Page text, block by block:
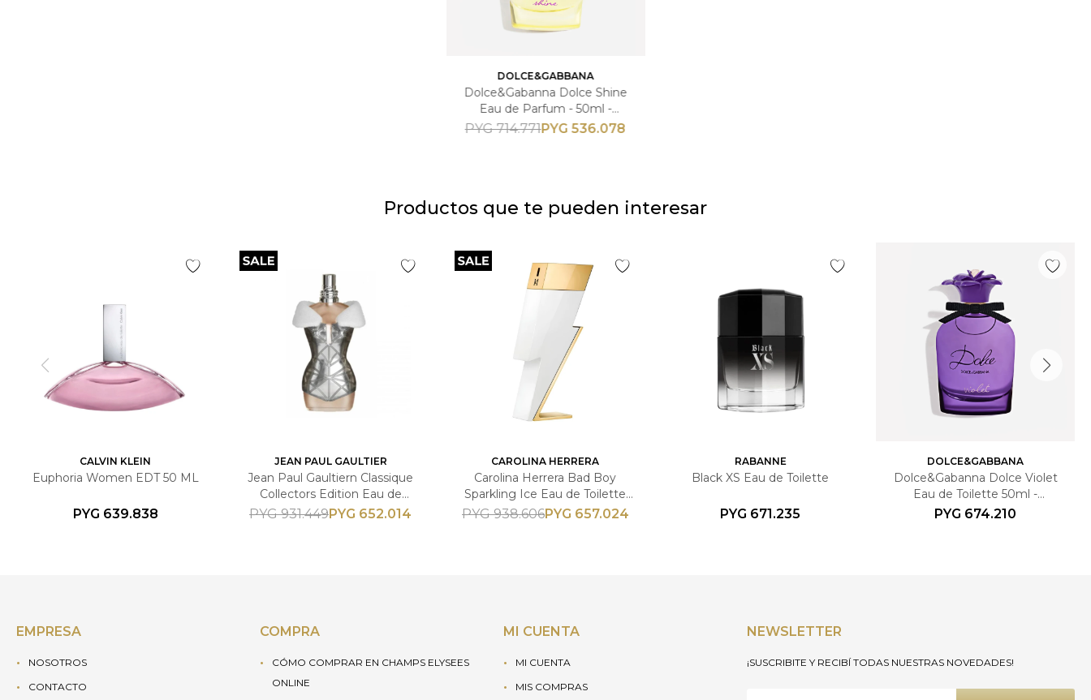
DOLCE&GABBANA
Dolce&Gabanna Dolce Shine
Eau de Parfum - 50ml -
Femenino
PYG 536.078
PYG 714.771
Productos que te pueden interesar
CALVIN KLEIN
Euphoria Women EDT 50 ML
PYG 639.838
JEAN PAUL GAULTIER
Jean Paul Gaultiern Classique
Collectors Edition Eau de
Toilette 100ml - Femenino
PYG 652.014
PYG 931.449
CAROLINA HERRERA
Carolina Herrera Bad Boy
Sparkling Ice Eau de Toilette
100ml - Masculino
PYG 657.024
PYG 938.606
RABANNE
Black XS Eau de Toilette
PYG 671.235
DOLCE&GABBANA
Dolce&Gabanna Dolce Violet
Eau de Toilette 50ml -
Femenino
PYG 674.210
EMPRESA
NOSOTROS
CONTACTO
COMPRA
CÓMO COMPRAR EN CHAMPS ELYSEES
ONLINE
MI CUENTA
MI CUENTA
MIS COMPRAS
NEWSLETTER
¡SUSCRIBITE Y RECIBÍ TODAS NUESTRAS NOVEDADES!